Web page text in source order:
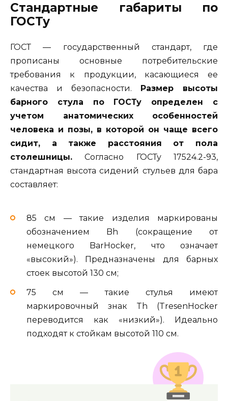
Стандартные габариты по
ГОСТу
ГОСТ — государственный стандарт, где
прописаны основные потребительские
требования к продукции, касающиеся ее
качества и безопасности.
Размер высоты
барного стула по ГОСТу определен с
учетом анатомических особенностей
человека и позы, в которой он чаще всего
сидит, а также расстояния от пола
столешницы. Согласно ГОСТу 17524.2-93,
стандартная высота сидений стульев для бара
составляет:
85 см — такие изделия маркированы
обозначением Bh (сокращение от
немецкого BarHocker, что означает
«высокий»). Предназначены для барных
стоек высотой 130 см;
75 см — такие стулья имеют
маркировочный знак Th (TresenHocker
переводится как «низкий»). Идеально
подходят к стойкам высотой 110 см.